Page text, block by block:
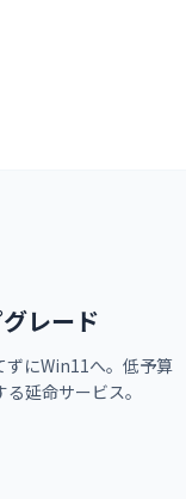
レード
にWin11へ。低予算
延命サービス。